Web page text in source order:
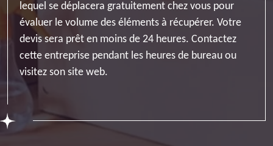
lequel se déplacera gratuitement chez vous pour
évaluer le volume des éléments à récupérer. Votre
devis sera prêt en moins de 24 heures. Contactez
cette entreprise pendant les heures de bureau ou
visitez son site web.